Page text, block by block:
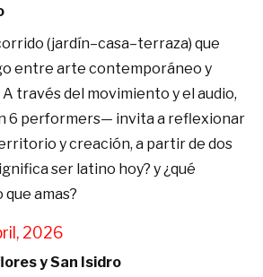
(jardín–casa–terraza) que
entre arte contemporáneo y
través del movimiento y el audio,
6 performers— invita a reflexionar
y creación, a partir de dos
ser latino hoy? y ¿qué
amas?
2026
y San Isidro